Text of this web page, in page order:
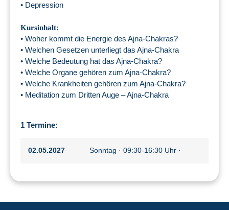
• Depression
Kursinhalt:
• Woher kommt die Energie des Ajna-Chakras?
• Welchen Gesetzen unterliegt das Ajna-Chakra
• Welche Bedeutung hat das Ajna-Chakra?
• Welche Organe gehören zum Ajna-Chakra?
• Welche Krankheiten gehören zum Ajna-Chakra?
• Meditation zum Dritten Auge – Ajna-Chakra
1 Termine:
02.05.2027 Sonntag · 09:30-16:30 Uhr ·